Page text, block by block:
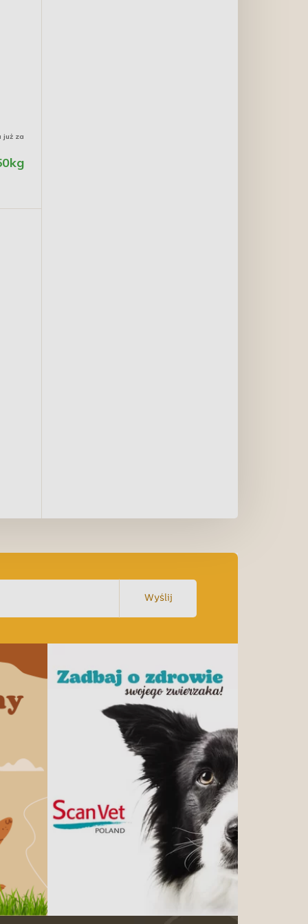
już za
Wyślij